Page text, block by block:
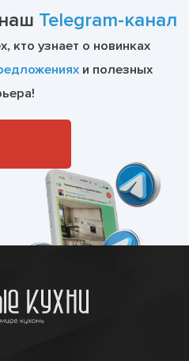
Telegram-канал
кто узнает о новинках
и полезных